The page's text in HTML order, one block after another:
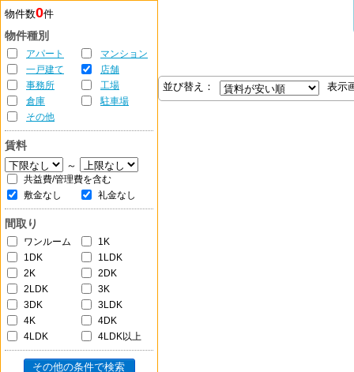
物件数0件
物件種別
アパート
マンション
一戸建て
店舗
事務所
工場
倉庫
駐車場
その他
賃料
～
共益費/管理費を含む
敷金なし
礼金なし
間取り
ワンルーム
1K
1DK
1LDK
2K
2DK
2LDK
3K
3DK
3LDK
4K
4DK
4LDK
4LDK以上
その他の条件で検索
並び替え： 表示